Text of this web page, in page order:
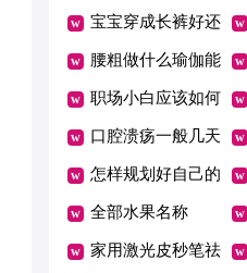
用及营养价值
宝宝穿成长裤好还
是纸尿裤好
腰粗做什么瑜伽能
瘦下来
职场小白应该如何
正确做好职场规划
口腔溃疡一般几天
自愈
怎样规划好自己的
职场生活
全部水果名称
家用激光皮秒笔祛